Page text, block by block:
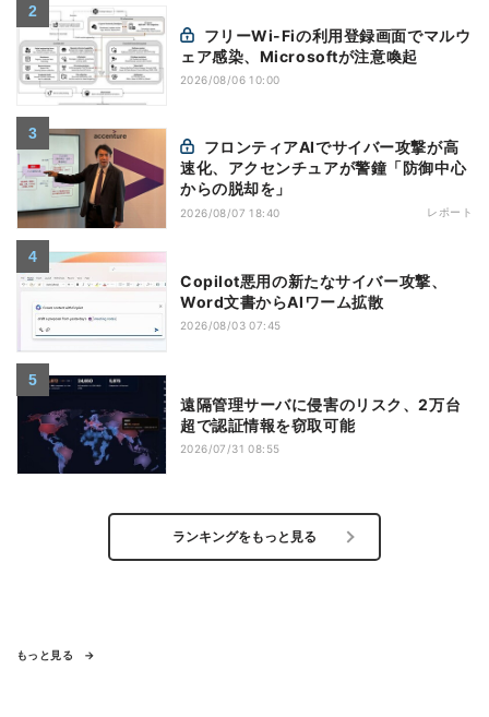
ェア感染、Microsoftが注意喚起
2026/08/06 10:00
速化、アクセンチュアが警鐘「防御中心
からの脱却を」
2026/08/07 18:40 レポート
Copilot悪用の新たなサイバー攻撃、
Word文書からAIワーム拡散
2026/08/03 07:45
遠隔管理サーバに侵害のリスク、2万台
超で認証情報を窃取可能
2026/07/31 08:55
ランキングをもっと見る
もっと見る